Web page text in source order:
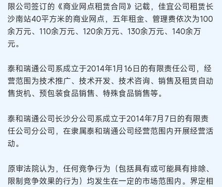
限公司签订的《商业网点租赁合同》记载，佳宜公司租赁长
沙南站40平方米的商业网点，五年租金、管理费依次为100
余万元、110余万元、120余万元、130余万元、140余万
元。
泰和瑞通公司系成立于2014年1月16日的有限责任公司，经
营范围为技术推广、技术开发、技术咨询、销售及租赁自动
售货机、预包装食品销售、特殊食品销售等。
泰和瑞通公司长沙分公司系成立于2014年7月7日的有限责
任公司分公司，在隶属泰和瑞通公司经营范围内开展经营活
动。
原审法院认为，任何竞争行为（包括具有或可能具有排除、
限制竞争效果的行为）均发生在一定的市场范围内。界定相